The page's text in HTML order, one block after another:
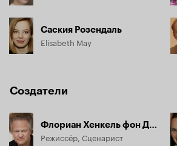
Саския Розендаль
Elisabeth May
Создатели
Флориан Хенкель фон Доннерсмарк
Режиссёр, Сценарист